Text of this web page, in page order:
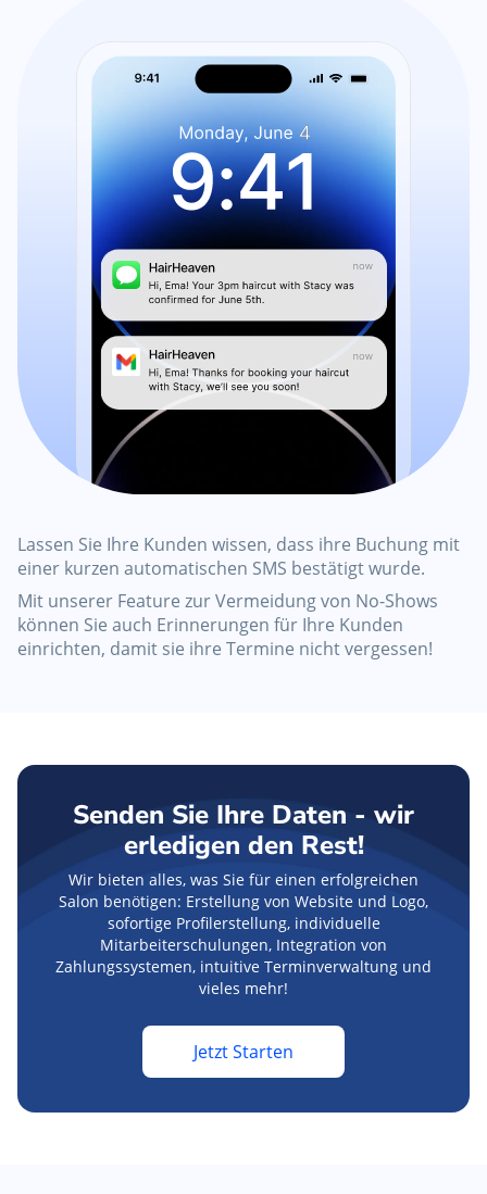
Lassen Sie Ihre Kunden wissen, dass ihre Buchung mit
einer kurzen automatischen SMS bestätigt wurde.
Mit unserer Feature zur Vermeidung von No-Shows
können Sie auch Erinnerungen für Ihre Kunden
einrichten, damit sie ihre Termine nicht vergessen!
Senden Sie Ihre Daten - wir
erledigen den Rest!
Wir bieten alles, was Sie für einen erfolgreichen
Salon benötigen: Erstellung von Website und Logo,
sofortige Profilerstellung, individuelle
Mitarbeiterschulungen, Integration von
Zahlungssystemen, intuitive Terminverwaltung und
vieles mehr!
Jetzt Starten